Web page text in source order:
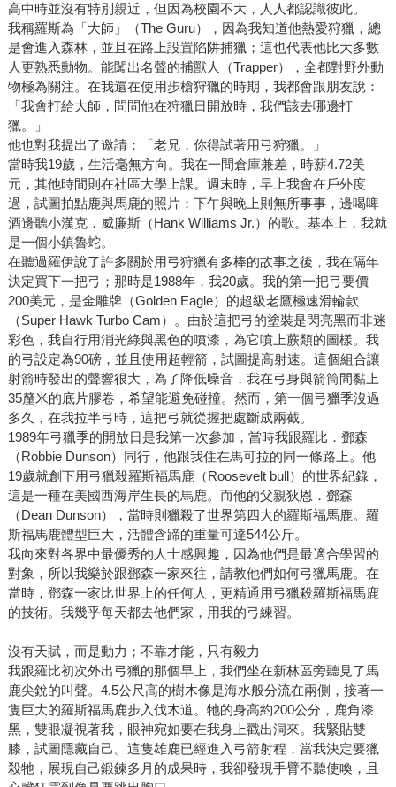
高中時並沒有特別親近，但因為校園不大，人人都認識彼此。
我稱羅斯為「大師」（The Guru），因為我知道他熱愛狩獵，總
是會進入森林，並且在路上設置陷阱捕獵；這也代表他比大多數
人更熟悉動物。能闖出名聲的捕獸人（Trapper），全都對野外動
物極為關注。在我還在使用步槍狩獵的時期，我都會跟朋友說：
「我會打給大師，問問他在狩獵日開放時，我們該去哪邊打
獵。」
他也對我提出了邀請：「老兄，你得試著用弓狩獵。」
當時我19歲，生活毫無方向。我在一間倉庫兼差，時薪4.72美
元，其他時間則在社區大學上課。週末時，早上我會在戶外度
過，試圖拍點鹿與馬鹿的照片；下午與晚上則無所事事，邊喝啤
酒邊聽小漢克．威廉斯（Hank Williams Jr.）的歌。基本上，我就
是一個小鎮魯蛇。
在聽過羅伊說了許多關於用弓狩獵有多棒的故事之後，我在隔年
決定買下一把弓；那時是1988年，我20歲。我的第一把弓要價
200美元，是金雕牌（Golden Eagle）的超級老鷹極速滑輪款
（Super Hawk Turbo Cam）。由於這把弓的塗裝是閃亮黑而非迷
彩色，我自行用消光綠與黑色的噴漆，為它噴上蕨類的圖樣。我
的弓設定為90磅，並且使用超輕箭，試圖提高射速。這個組合讓
射箭時發出的聲響很大，為了降低噪音，我在弓身與箭筒間黏上
35釐米的底片膠卷，希望能避免碰撞。然而，第一個弓獵季沒過
多久，在我拉半弓時，這把弓就從握把處斷成兩截。
1989年弓獵季的開放日是我第一次參加，當時我跟羅比．鄧森
（Robbie Dunson）同行，他跟我住在馬可拉的同一條路上。他
19歲就創下用弓獵殺羅斯福馬鹿（Roosevelt bull）的世界紀錄，
這是一種在美國西海岸生長的馬鹿。而他的父親狄恩．鄧森
（Dean Dunson），當時則獵殺了世界第四大的羅斯福馬鹿。羅
斯福馬鹿體型巨大，活體含蹄的重量可達544公斤。
我向來對各界中最優秀的人士感興趣，因為他們是最適合學習的
對象，所以我樂於跟鄧森一家來往，請教他們如何弓獵馬鹿。在
當時，鄧森一家比世界上的任何人，更精通用弓獵殺羅斯福馬鹿
的技術。我幾乎每天都去他們家，用我的弓練習。
沒有天賦，而是動力；不靠才能，只有毅力
我跟羅比初次外出弓獵的那個早上，我們坐在新林區旁聽見了馬
鹿尖銳的叫聲。4.5公尺高的樹木像是海水般分流在兩側，接著一
隻巨大的羅斯福馬鹿步入伐木道。牠的身高約200公分，鹿角漆
黑，雙眼凝視著我，眼神宛如要在我身上戳出洞來。我緊貼雙
膝，試圖隱藏自己。這隻雄鹿已經進入弓箭射程，當我決定要獵
殺牠，展現自己鍛鍊多月的成果時，我卻發現手臂不聽使喚，且